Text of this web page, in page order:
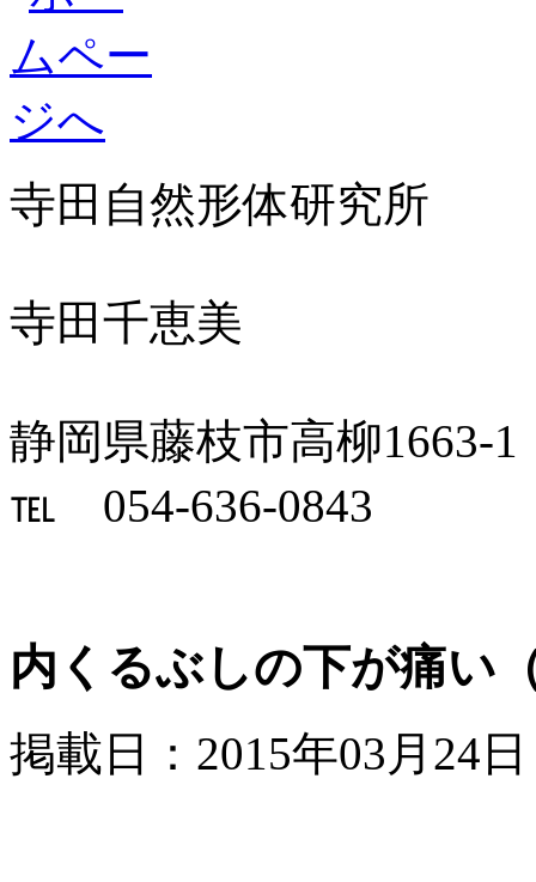
寺田自然形体研究所
寺田千恵美
静岡県藤枝市高柳1663-1
℡ 054-636-0843
内くるぶしの下が痛い
掲載日：2015年03月24日